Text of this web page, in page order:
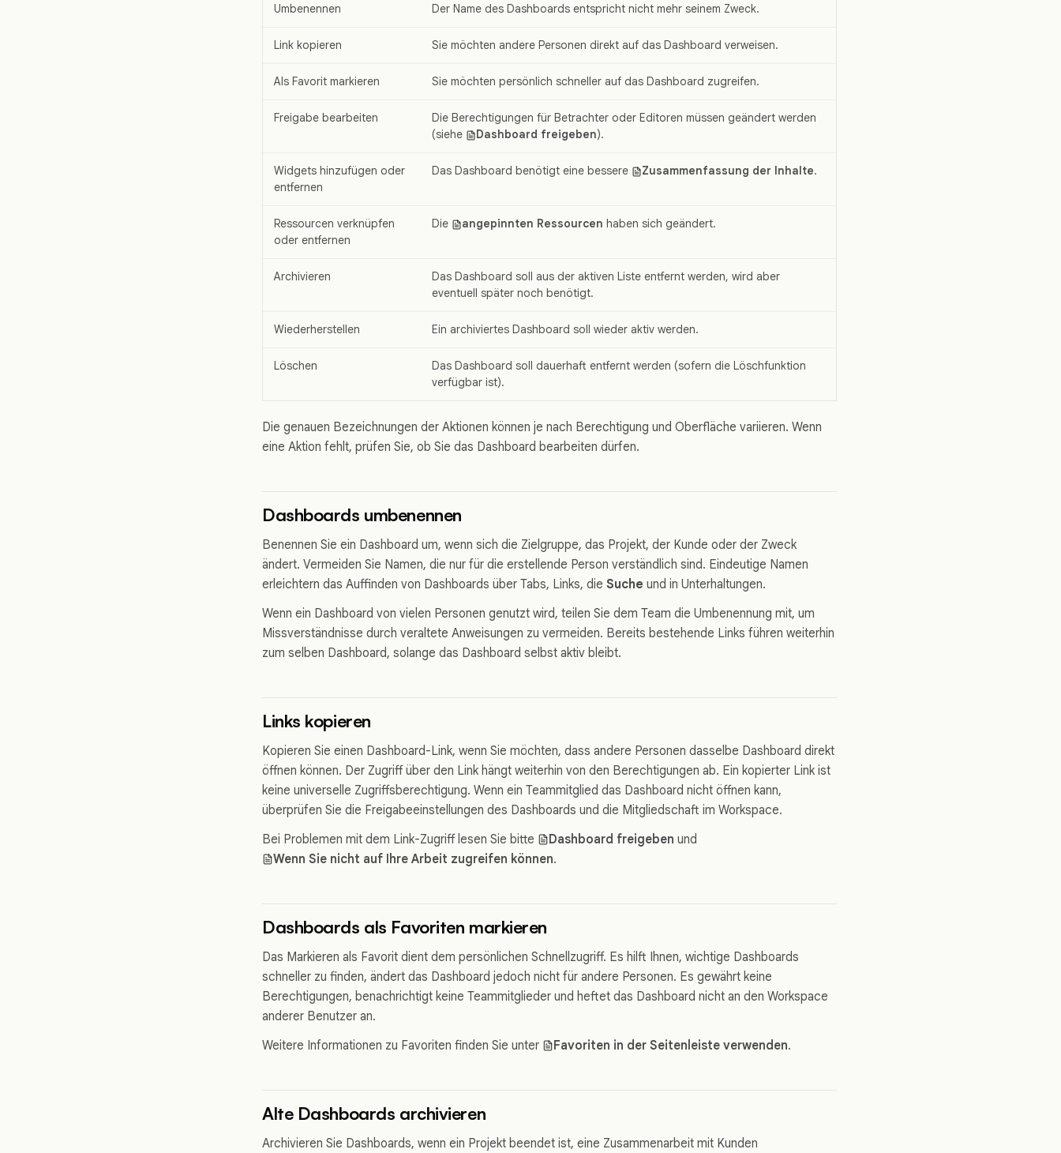
Umbenennen Der Name des Dashboards entspricht nicht mehr seinem Zweck.
Link kopieren Sie möchten andere Personen direkt auf das Dashboard verweisen.
Als Favorit markieren Sie möchten persönlich schneller auf das Dashboard zugreifen.
Freigabe bearbeiten
Die Berechtigungen für Betrachter oder Editoren müssen geändert werden
(siehe
Dashboard freigeben).
Widgets hinzufügen oder
entfernen
Das Dashboard benötigt eine bessere Zusammenfassung der Inhalte.
Ressourcen verknüpfen
oder entfernen
Die angepinnten Ressourcen haben sich geändert.
Archivieren
Das Dashboard soll aus der aktiven Liste entfernt werden, wird aber
eventuell später noch benötigt.
Wiederherstellen Ein archiviertes Dashboard soll wieder aktiv werden.
Löschen
Das Dashboard soll dauerhaft entfernt werden (sofern die Löschfunktion
verfügbar ist).
Die genauen Bezeichnungen der Aktionen können je nach Berechtigung und Oberfläche variieren. Wenn
eine Aktion fehlt, prüfen Sie, ob Sie das Dashboard bearbeiten dürfen.
Dashboards umbenennen
Benennen Sie ein Dashboard um, wenn sich die Zielgruppe, das Projekt, der Kunde oder der Zweck
ändert. Vermeiden Sie Namen, die nur für die erstellende Person verständlich sind. Eindeutige Namen
erleichtern das Auffinden von Dashboards über Tabs, Links, die Suche und in Unterhaltungen.
Wenn ein Dashboard von vielen Personen genutzt wird, teilen Sie dem Team die Umbenennung mit, um
Missverständnisse durch veraltete Anweisungen zu vermeiden. Bereits bestehende Links führen weiterhin
zum selben Dashboard, solange das Dashboard selbst aktiv bleibt.
Links kopieren
Kopieren Sie einen Dashboard-Link, wenn Sie möchten, dass andere Personen dasselbe Dashboard direkt
öffnen können. Der Zugriff über den Link hängt weiterhin von den Berechtigungen ab. Ein kopierter Link ist
keine universelle Zugriffsberechtigung. Wenn ein Teammitglied das Dashboard nicht öffnen kann,
überprüfen Sie die Freigabeeinstellungen des Dashboards und die Mitgliedschaft im Workspace.
Bei Problemen mit dem Link-Zugriff lesen Sie bitte
Dashboard freigeben und
Wenn Sie nicht auf Ihre Arbeit zugreifen können.
Dashboards als Favoriten markieren
Das Markieren als Favorit dient dem persönlichen Schnellzugriff. Es hilft Ihnen, wichtige Dashboards
schneller zu finden, ändert das Dashboard jedoch nicht für andere Personen. Es gewährt keine
Berechtigungen, benachrichtigt keine Teammitglieder und heftet das Dashboard nicht an den Workspace
anderer Benutzer an.
Weitere Informationen zu Favoriten finden Sie unter
Favoriten in der Seitenleiste verwenden.
Alte Dashboards archivieren
Archivieren Sie Dashboards, wenn ein Projekt beendet ist, eine Zusammenarbeit mit Kunden